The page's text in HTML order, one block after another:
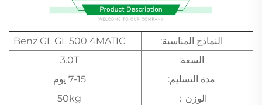
النماذج المناسبة:
Benz GL GL 500 4MATIC
السعة:
3.0T
مدة التسليم:
7-15 يوم
الوزن：
50kg